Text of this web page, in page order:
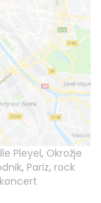
Pleyel, Okrožje
, Pariz, rock
koncert